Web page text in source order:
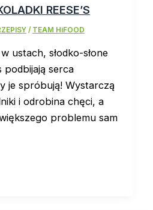
REESE’S
/ TEAM HiFOOD
ustach, słodko-słone
podbijają serca
je spróbują! Wystarczą
i odrobina chęci, a
problemu sam